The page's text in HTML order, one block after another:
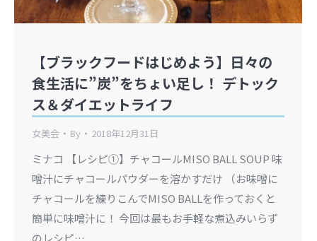
【ブラックフードはじめよう】日々の
食生活に”炭”をちょい足し！ デトック
ス＆ダイエットライフ
女美会 By 2018年12月31日
ミナコ 【レシピ①】チャコールMISO BALL SOUP 味
噌汁にチャコールパウダーを溶かすだけ （お味噌に
チャコールを練りこんでMISO BALLを作っておくと
簡単に味噌汁に！ 今回は最もお手軽な煮込みいらず
のレシピ…